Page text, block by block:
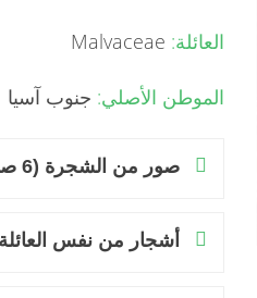
العائلة:
الموطن الأصلي: جنوب آسيا
صور من الشجرة (6 صور)
أشجار من نفس العائلة